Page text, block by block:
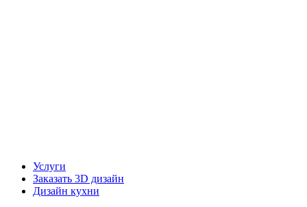
Услуги
Заказать 3D дизайн
Дизайн кухни